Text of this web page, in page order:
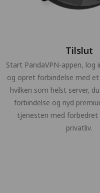
Tilslut
Start PandaVPN-appen, log
og opret forbindelse med
hvilken som helst server,
forbindelse og nyd
tjenesten med forbedret
privatliv.